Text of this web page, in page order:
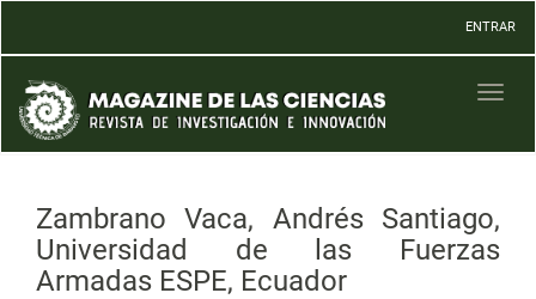
Contenido
principal
Barra
lateral
ENTRAR
Zambrano Vaca, Andrés Santiago,
Universidad de las Fuerzas
Armadas ESPE, Ecuador